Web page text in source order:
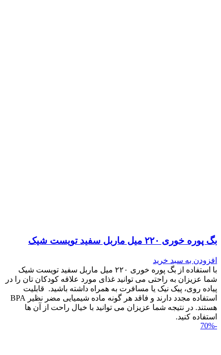
بگ پوره خوری ۲۲۰ میل ماربل سفید تویست شیک
افزودن به سبد خرید
با استفاده از بگ پوره خوری ۲۲۰ میل ماربل سفید تویست شیک
شما عزیزان به راحتی می توانید غذای مورد علاقه کودکان تان را در
پیاده روی، پیک نیک یا مسافرت به همراه داشته باشید. قابلیت
استفاده مجدد دارند و فاقد هر گونه ماده شیمیایی مضر نظیر BPA
هستند. در نتیجه شما عزیزان می توانید با خیال راحت از آن ها
استفاده کنید.
-70%